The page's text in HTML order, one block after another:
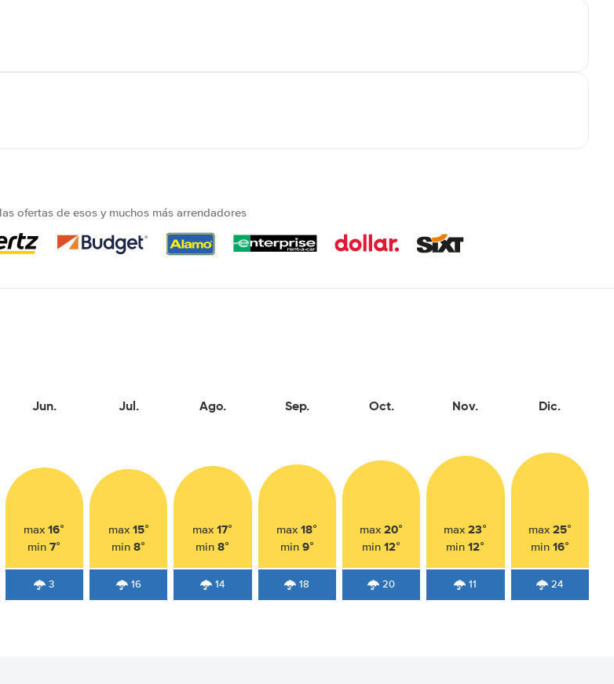
ofertas de esos y muchos más arrendadores
Jun.
max16°
min7°
3
Jul.
max 15°
min8°
16
Ago.
max17°
min8°
14
Sep.
max18°
min 9°
18
Oct.
max20°
min12°
20
Nov.
max23°
min12°
11
Dic.
max 25°
min 16°
24